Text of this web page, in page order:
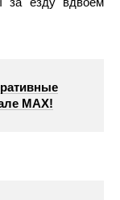
МАХ!